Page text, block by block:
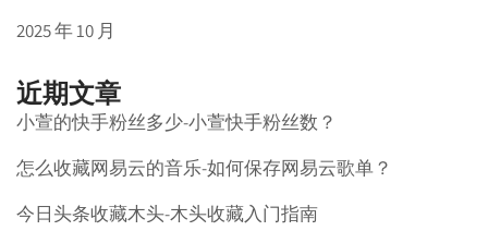
2025 年 10 月
近期文章
小萱的快手粉丝多少-小萱快手粉丝数？
怎么收藏网易云的音乐-如何保存网易云歌单？
今日头条收藏木头-木头收藏入门指南